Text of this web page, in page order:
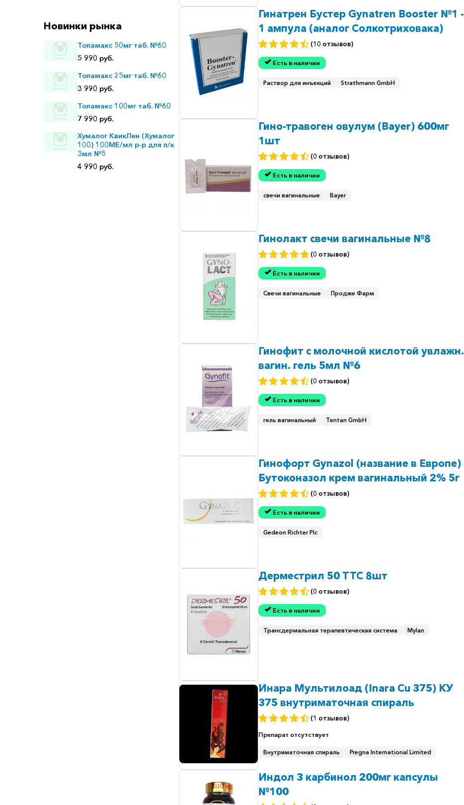
Новинки рынка
Топамакс 50мг таб. №60
5 990 руб.
Топамакс 25мг таб. №60
3 990 руб.
Топамакс 100мг таб. №60
7 990 руб.
Хумалог КвикПен (Хумалог
100) 100МЕ/мл р-р для п/к
3мл №5
4 990 руб.
Гинатрен Бустер Gynatren Booster №1 -
1 ампула (аналог Солкотриховака)
(10 отзывов)
Есть в наличии
Раствор для инъекций Strathmann GmbH
Гино-травоген овулум (Bayer) 600мг
1шт
(0 отзывов)
Есть в наличии
свечи вагинальные Bayer
Гинолакт свечи вагинальные №8
(0 отзывов)
Есть в наличии
Свечи вагинальные Продже Фарм
Гинофит с молочной кислотой увлажн.
вагин. гель 5мл №6
(0 отзывов)
Есть в наличии
гель вагинальный Tentan GmbH
Гинофорт Gynazol (название в Европе)
Бутоконазол крем вагинальный 2% 5г
(0 отзывов)
Есть в наличии
Gedeon Richter Plc
Дерместрил 50 ТТС 8шт
(0 отзывов)
Есть в наличии
Трансдермальная терапевтическая система Mylan
Инара Мультилоад (Inara Cu 375) КУ
375 внутриматочная спираль
(1 отзывов)
Препарат отсутствует
Внутриматочная спираль Pregna International Limited
Индол 3 карбинол 200мг капсулы
№100